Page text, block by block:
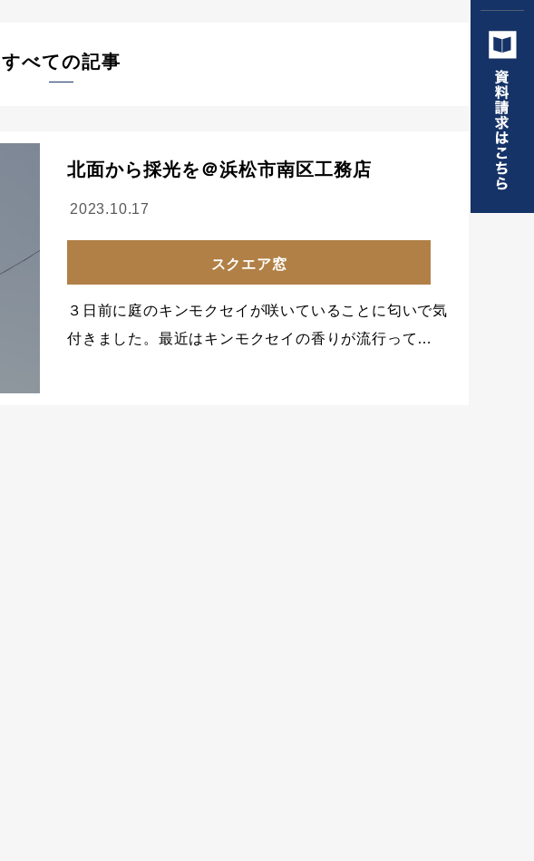
すべての記事
北面から採光を＠浜松市南区工務店
2023.10.17
スクエア窓
３日前に庭のキンモクセイが咲いていることに匂いで気
付きました。最近はキンモクセイの香りが流行って…